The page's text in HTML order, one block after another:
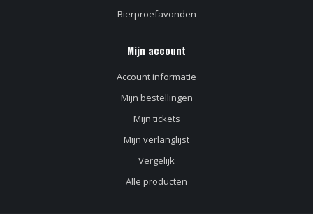
Bierproefavonden
Mijn account
Account informatie
Mijn bestellingen
Mijn tickets
Mijn verlanglijst
Vergelijk
Alle producten